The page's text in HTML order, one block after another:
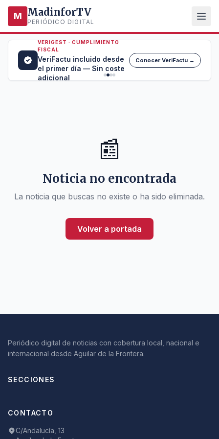
M MadinforTV
PERIÓDICO DIGITAL
VERIGEST · CUMPLIMIENTO
FISCAL
VeriFactu incluido desde
el primer día — Sin coste
adicional
Conocer VeriFactu →
📰
Noticia no encontrada
La noticia que buscas no existe o ha sido eliminada.
Volver a portada
Periódico digital de noticias con cobertura local, nacional e
internacional desde Aguilar de la Frontera.
SECCIONES
CONTACTO
C/Andalucía, 13